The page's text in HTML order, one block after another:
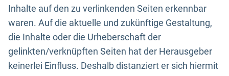
Inhalte auf den zu verlinkenden Seiten erkennbar
waren. Auf die aktuelle und zukünftige Gestaltung,
die Inhalte oder die Urheberschaft der
gelinkten/verknüpften Seiten hat der Herausgeber
keinerlei Einfluss. Deshalb distanziert er sich hiermit